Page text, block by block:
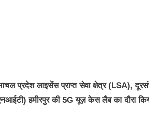
प्रदेश लाइसेंस प्राप्त सेवा क्षेत्र (LSA),
हमीरपुर की 5G यूज़ केस लैब का दौरा